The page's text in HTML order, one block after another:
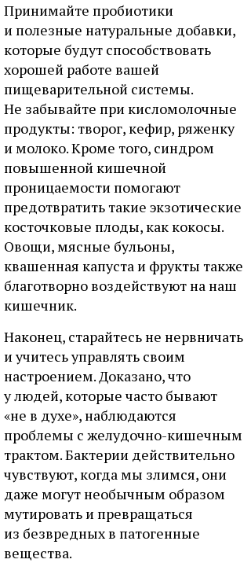
Принимайте пробиотики
и полезные натуральные добавки,
которые будут способствовать
хорошей работе вашей
пищеварительной системы.
Не забывайте при кисломолочные
продукты: творог, кефир, ряженку
и молоко. Кроме того, синдром
повышенной кишечной
проницаемости помогают
предотвратить такие экзотические
косточковые плоды, как кокосы.
Овощи, мясные бульоны,
квашенная капуста и фрукты также
благотворно воздействуют на наш
кишечник.
Наконец, старайтесь не нервничать
и учитесь управлять своим
настроением. Доказано, что
у людей, которые часто бывают
«не в духе», наблюдаются
проблемы с желудочно-кишечным
трактом. Бактерии действительно
чувствуют, когда мы злимся, они
даже могут необычным образом
мутировать и превращаться
из безвредных в патогенные
вещества.